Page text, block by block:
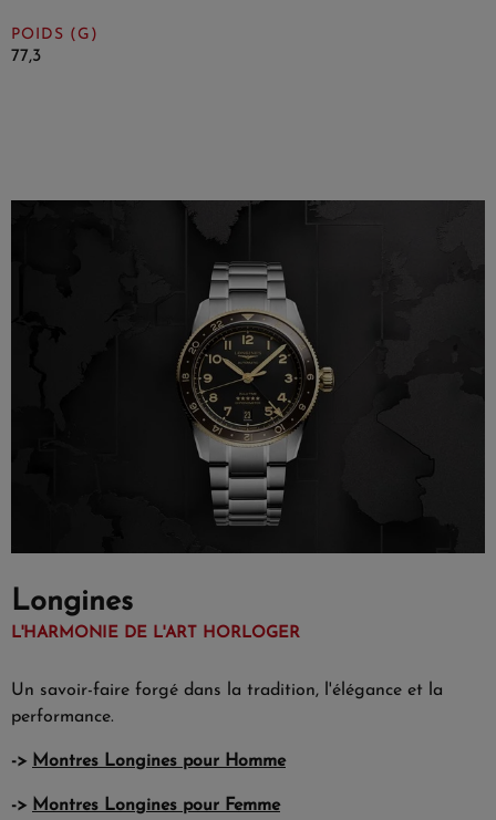
POIDS (G)
77,3
Longines
L'HARMONIE DE L'ART HORLOGER
Un savoir-faire forgé dans la tradition, l'élégance et la
performance.
-> Montres Longines pour Homme
-> Montres Longines pour Femme